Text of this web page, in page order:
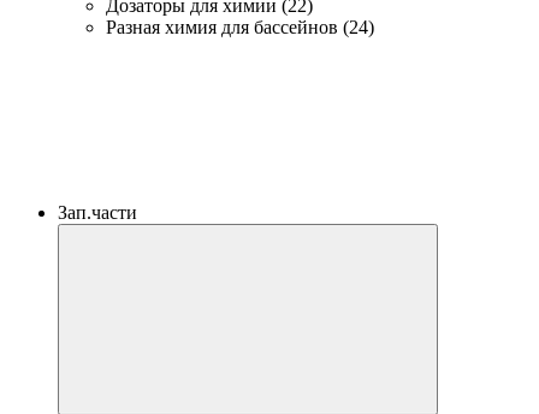
Дозаторы для химии (22)
Разная химия для бассейнов (24)
Зап.части